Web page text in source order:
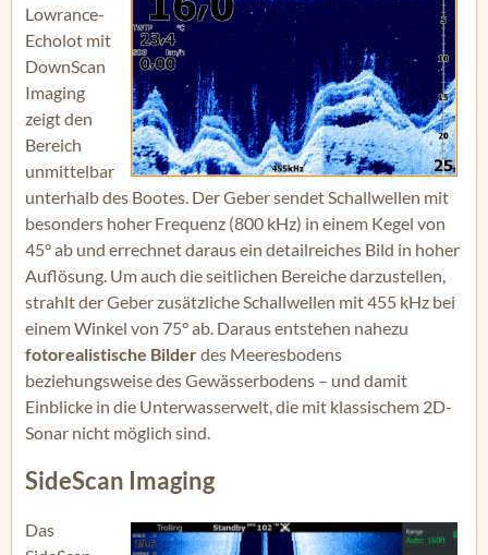
Lowrance-
Echolot mit
DownScan
Imaging
zeigt den
Bereich
unmittelbar
unterhalb des Bootes. Der Geber sendet Schallwellen mit
besonders hoher Frequenz (800 kHz) in einem Kegel von
45° ab und errechnet daraus ein detailreiches Bild in hoher
Auflösung. Um auch die seitlichen Bereiche darzustellen,
strahlt der Geber zusätzliche Schallwellen mit 455 kHz bei
einem Winkel von 75° ab. Daraus entstehen nahezu
fotorealistische Bilderdes Meeresbodens
beziehungsweise des Gewässerbodens – und damit
Einblicke in die Unterwasserwelt, die mit klassischem 2D-
Sonar nicht möglich sind.
SideScan Imaging
Das